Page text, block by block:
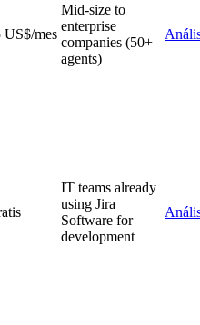
US$/mes
Mid-size to
enterprise
companies (50+
agents)
IT teams already
using Jira
Software for
development